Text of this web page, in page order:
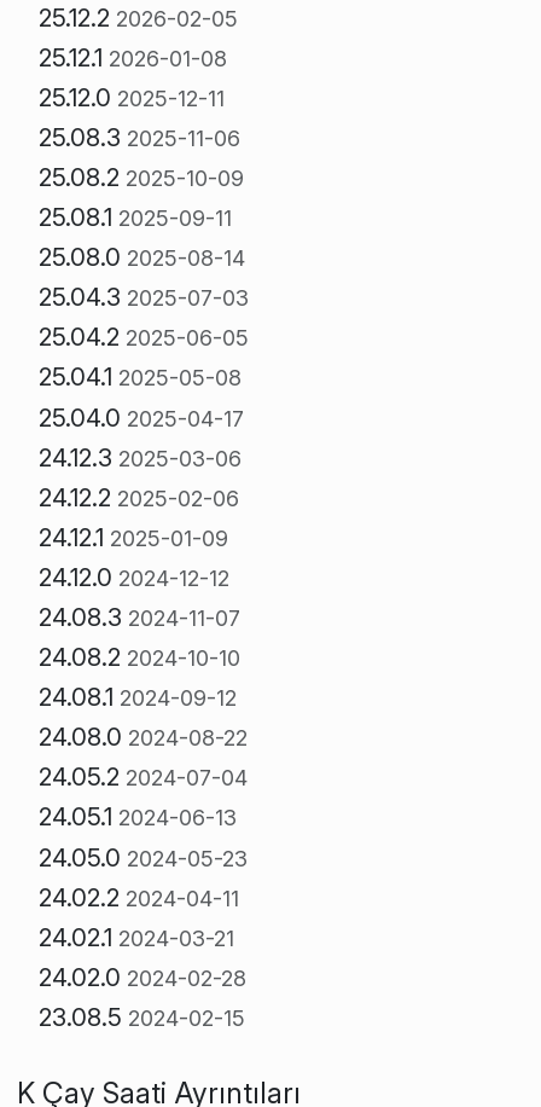
25.12.2 2026-02-05
25.12.1 2026-01-08
25.12.0 2025-12-11
25.08.3 2025-11-06
25.08.2 2025-10-09
25.08.1 2025-09-11
25.08.0 2025-08-14
25.04.3 2025-07-03
25.04.2 2025-06-05
25.04.1 2025-05-08
25.04.0 2025-04-17
24.12.3 2025-03-06
24.12.2 2025-02-06
24.12.1 2025-01-09
24.12.0 2024-12-12
24.08.3 2024-11-07
24.08.2 2024-10-10
24.08.1 2024-09-12
24.08.0 2024-08-22
24.05.2 2024-07-04
24.05.1 2024-06-13
24.05.0 2024-05-23
24.02.2 2024-04-11
24.02.1 2024-03-21
24.02.0 2024-02-28
23.08.5 2024-02-15
K Çay Saati Ayrıntıları